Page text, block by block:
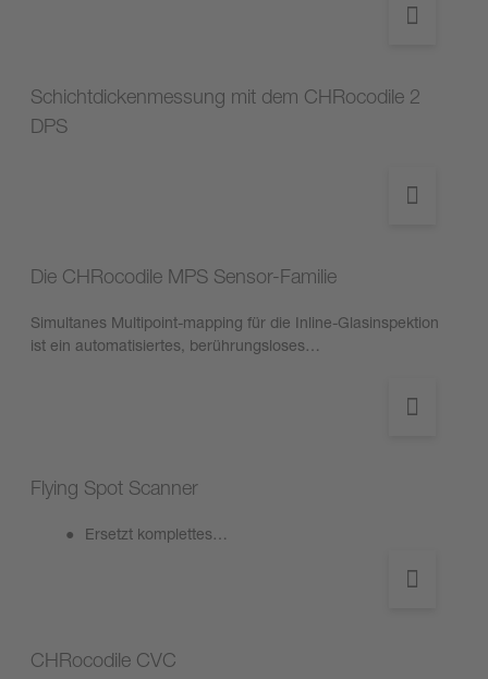
Schichtdickenmessung mit dem CHRocodile 2
DPS
Die CHRocodile MPS Sensor-Familie
Simultanes Multipoint-mapping für die Inline-Glasinspektion
ist ein automatisiertes, berührungsloses…
Flying Spot Scanner
Ersetzt komplettes…
CHRocodile CVC